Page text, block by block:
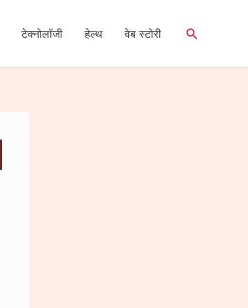
टेक्नोलॉजी हेल्थ वेब स्टोरी Search